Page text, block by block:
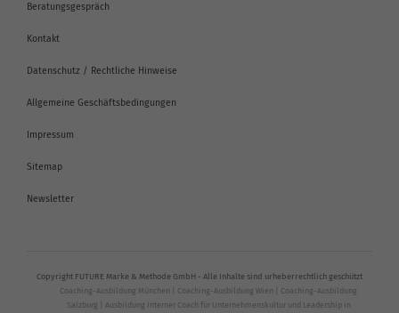
Beratungsgespräch
Kontakt
Datenschutz / Rechtliche Hinweise
Allgemeine Geschäftsbedingungen
Impressum
Sitemap
Newsletter
Copyright FUTURE Marke & Methode GmbH - Alle Inhalte sind urheberrechtlich geschützt
Coaching-Ausbildung München Coaching-Ausbildung Wien
Coaching-Ausbildung
Salzburg
Ausbildung Interner Coach für Unternehmenskultur und Leadership in